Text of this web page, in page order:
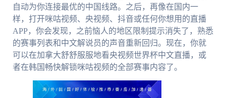
自动为你连接最优的中国线路。之后，再像在国内一
样，打开咪咕视频、央视频、抖音或任何你想用的直播
APP，你会发现，之前恼人的地区限制提示消失了，熟悉
的赛事列表和中文解说员的声音重新回归。现在，你就
可以在加拿大舒舒服服地看央视频世界杯中文直播，或
者在韩国畅快解锁咪咕视频的全部赛事内容了。